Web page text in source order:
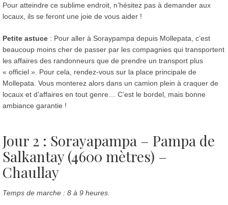
Pour atteindre ce sublime endroit, n’hésitez pas à demander aux
locaux, ils se feront une joie de vous aider !
Petite astuce : Pour aller à Soraypampa depuis Mollepata, c’est
beaucoup moins cher de passer par les compagnies qui transportent
les affaires des randonneurs que de prendre un transport plus
« officiel ». Pour cela, rendez-vous sur la place principale de
Mollepata. Vous monterez alors dans un camion plein à craquer de
locaux et d’affaires en tout genre… C’est le bordel, mais bonne
ambiance garantie !
Jour 2 : Sorayapampa – Pampa de
Salkantay (4600 mètres) –
Chaullay
Temps de marche : 8 à 9 heures.